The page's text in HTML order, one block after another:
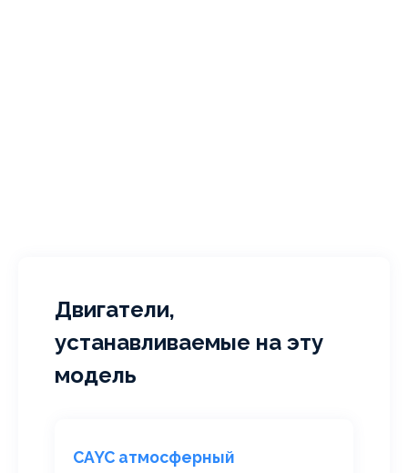
Двигатели,
устанавливаемые на эту
модель
CAYC атмосферный